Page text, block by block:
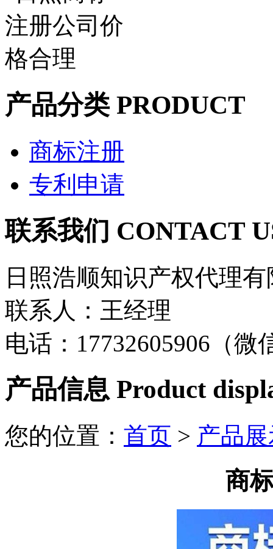
产品分类 PRODUCT
商标注册
专利申请
联系我们 CONTACT
日照浩顺知识产权代理
联系人：王经理
电话：17732605906（微
产品信息 Product
您的位置： 首页 > 产品
商